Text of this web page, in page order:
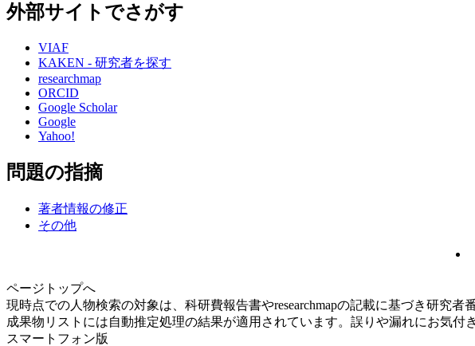
外部サイトでさがす
VIAF
KAKEN - 研究者を探す
researchmap
ORCID
Google Scholar
Google
Yahoo!
問題の指摘
著者情報の修正
その他
ページトップへ
現時点での人物検索の対象は、科研費報告書やresearchmapの記載に基づき研究者
成果物リストには自動推定処理の結果が適用されています。誤りや漏れにお気付
スマートフォン版